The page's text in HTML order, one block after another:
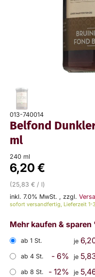
013-740014
Belfond
ml
240 ml
6,20 €
(25,83 € / l)
inkl. 7.0% MwSt. , zzgl.
sofort versandfertig, Lieferzeit 1-
Mehr kaufen & sparen
ab 1 St. je
ab 4 St. - 6% je
ab 8 St. - 12% je